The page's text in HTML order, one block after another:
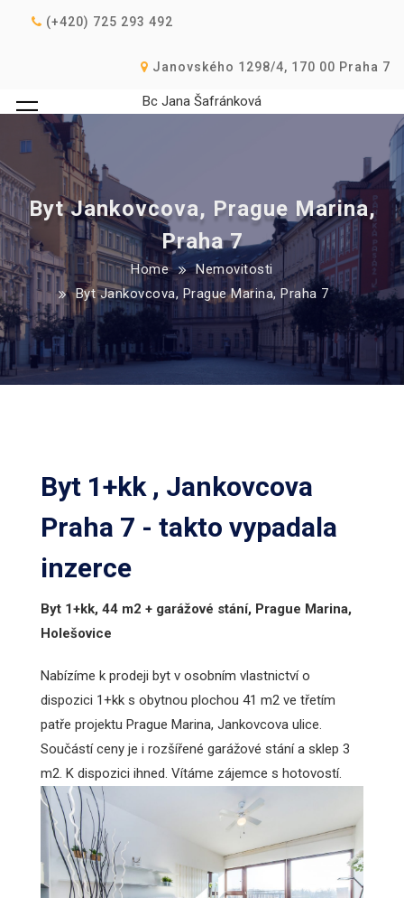
(+420) 725 293 492
Janovského 1298/4, 170 00 Praha 7
Bc Jana Šafránková
Byt Jankovcova, Prague Marina,
Praha 7
Home
Nemovitosti
Byt Jankovcova, Prague Marina, Praha 7
Byt 1+kk , Jankovcova
Praha 7 - takto vypadala
inzerce
Byt 1+kk, 44 m2 + garážové stání, Prague Marina,
Holešovice
Nabízíme k prodeji byt v osobním vlastnictví o
dispozici 1+kk s obytnou plochou 41 m2 ve třetím
patře projektu Prague Marina, Jankovcova ulice.
Součástí ceny je i rozšířené garážové stání a sklep 3
m2. K dispozici ihned. Vítáme zájemce s hotovostí.